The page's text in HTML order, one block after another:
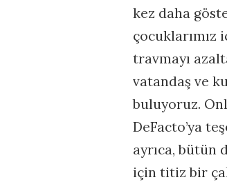
kez daha
çocuklarımız
travmayı
vatandaş ve
buluyoruz.
DeFacto’ya
ayrıca, bütün
için titiz bir